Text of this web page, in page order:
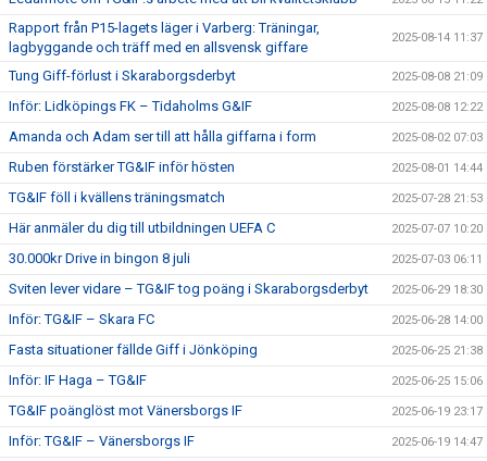
Rapport från P15-lagets läger i Varberg: Träningar,
lagbyggande och träff med en allsvensk giffare
2025-08-14 11:37
Tung Giff-förlust i Skaraborgsderbyt 2025-08-08 21:09
Inför: Lidköpings FK – Tidaholms G&IF 2025-08-08 12:22
Amanda och Adam ser till att hålla giffarna i form 2025-08-02 07:03
Ruben förstärker TG&IF inför hösten 2025-08-01 14:44
TG&IF föll i kvällens träningsmatch 2025-07-28 21:53
Här anmäler du dig till utbildningen UEFA C 2025-07-07 10:20
30.000kr Drive in bingon 8 juli 2025-07-03 06:11
Sviten lever vidare – TG&IF tog poäng i Skaraborgsderbyt 2025-06-29 18:30
Inför: TG&IF – Skara FC 2025-06-28 14:00
Fasta situationer fällde Giff i Jönköping 2025-06-25 21:38
Inför: IF Haga – TG&IF 2025-06-25 15:06
TG&IF poänglöst mot Vänersborgs IF 2025-06-19 23:17
Inför: TG&IF – Vänersborgs IF 2025-06-19 14:47